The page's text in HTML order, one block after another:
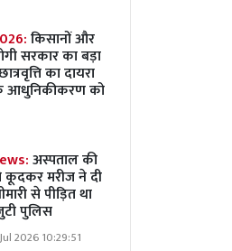
किसानों और
सरकार का बड़ा
का दायरा
आधुनिकीकरण को
अस्पताल की
कूदकर मरीज ने दी
से पीड़ित था
पुलिस
2026 10:29:51